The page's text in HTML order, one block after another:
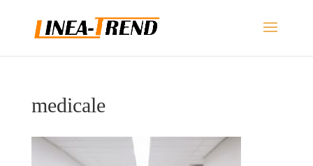
medicale